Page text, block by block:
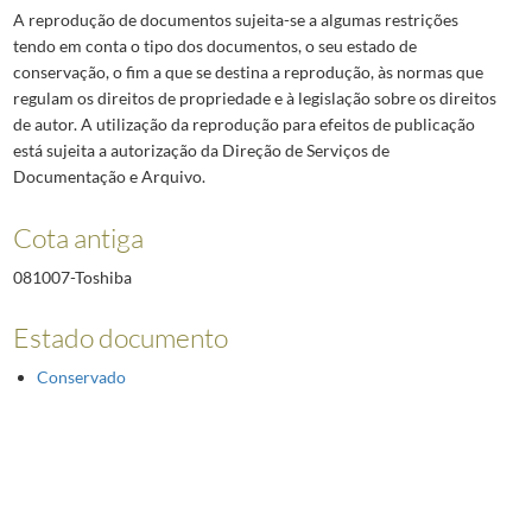
A reprodução de documentos sujeita-se a algumas restrições
tendo em conta o tipo dos documentos, o seu estado de
conservação, o fim a que se destina a reprodução, às normas que
regulam os direitos de propriedade e à legislação sobre os direitos
de autor. A utilização da reprodução para efeitos de publicação
está sujeita a autorização da Direção de Serviços de
Documentação e Arquivo.
Cota antiga
081007-Toshiba
Estado documento
Conservado